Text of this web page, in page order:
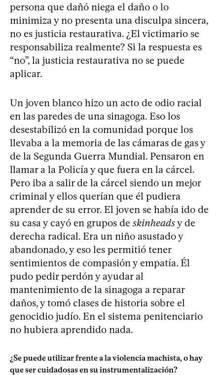
persona que dañó niega el daño o lo
minimiza y no presenta una disculpa sincera,
no es justicia restaurativa. ¿El victimario se
responsabiliza realmente? Si la respuesta es
“no”, la justicia restaurativa no se puede
aplicar.
Un joven blanco hizo un acto de odio racial
en las paredes de una sinagoga. Eso los
desestabilizó en la comunidad porque los
llevaba a la memoria de las cámaras de gas y
de la Segunda Guerra Mundial. Pensaron en
llamar a la Policía y que fuera en la cárcel.
Pero iba a salir de la cárcel siendo un mejor
criminal y ellos querían que él pudiera
aprender de su error. El joven se había ido de
su casa y cayó en grupos de skinheadsy de
derecha radical. Era un niño asustado y
abandonado, y eso les permitió tener
sentimientos de compasión y empatía. Él
pudo pedir perdón y ayudar al
mantenimiento de la sinagoga a reparar
daños, y tomó clases de historia sobre el
genocidio judío. En el sistema penitenciario
no hubiera aprendido nada.
¿Se puede utilizar frente a la violencia machista, o hay
que ser cuidadosas en su instrumentalización?